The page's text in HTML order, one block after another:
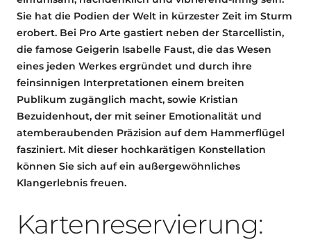
Sie hat die Podien der Welt in kürzester Zeit im Sturm
erobert. Bei Pro Arte gastiert neben der Starcellistin,
die famose Geigerin Isabelle Faust, die das Wesen
eines jeden Werkes ergründet und durch ihre
feinsinnigen Interpretationen einem breiten
Publikum zugänglich macht, sowie Kristian
Bezuidenhout, der mit seiner Emotionalität und
atemberaubenden Präzision auf dem Hammerflügel
fasziniert. Mit dieser hochkarätigen Konstellation
können Sie sich auf ein außergewöhnliches
Klangerlebnis freuen.
Kartenreservierung: